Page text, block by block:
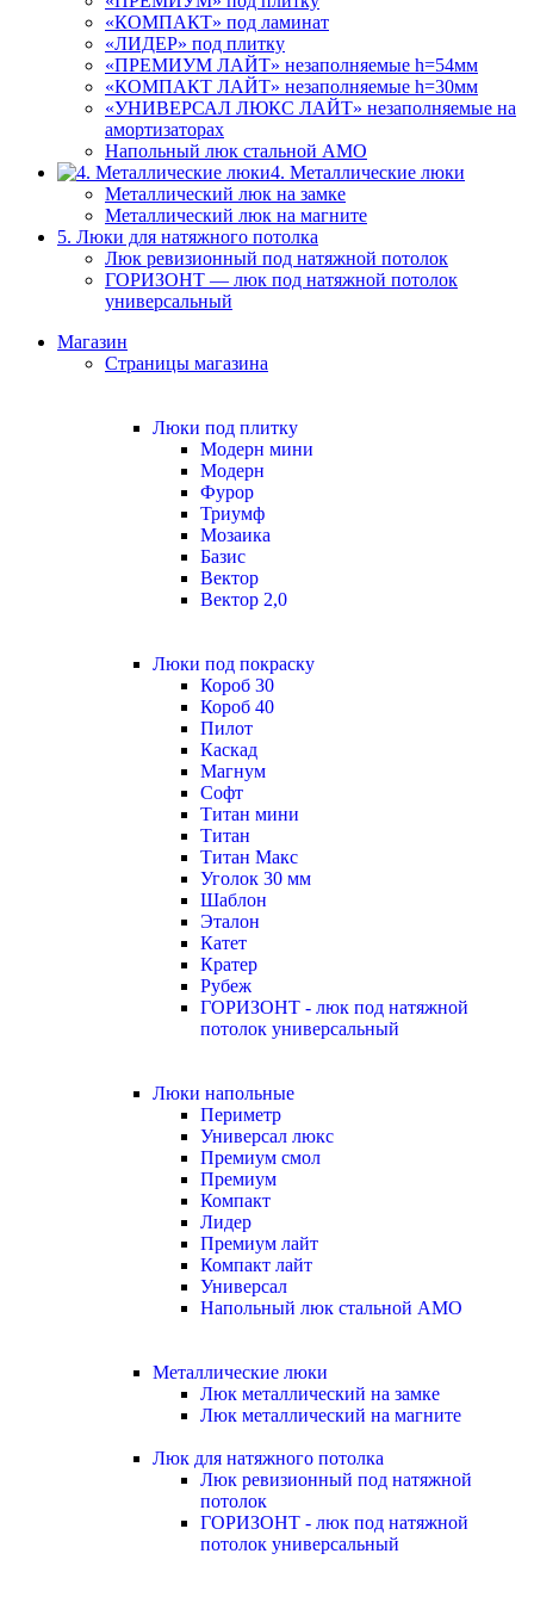
«КОМПАКТ» под ламинат
«ЛИДЕР» под плитку
«ПРЕМИУМ ЛАЙТ» незаполняемые h=54мм
«КОМПАКТ ЛАЙТ» незаполняемые h=30мм
«УНИВЕРСАЛ ЛЮКС ЛАЙТ» незаполняемые на
амортизаторах
Напольный люк стальной АМО
4. Металлические люки
Металлический люк на замке
Металлический люк на магните
5. Люки для натяжного потолка
Люк ревизионный под натяжной потолок
ГОРИЗОНТ — люк под натяжной потолок
универсальный
Магазин
Страницы магазина
Люки под плитку
Модерн мини
Модерн
Фурор
Триумф
Мозаика
Базис
Вектор
Вектор 2,0
Люки под покраску
Короб 30
Короб 40
Пилот
Каскад
Магнум
Софт
Титан мини
Титан
Титан Макс
Уголок 30 мм
Шаблон
Эталон
Катет
Кратер
Рубеж
ГОРИЗОНТ - люк под натяжной
потолок универсальный
Люки напольные
Периметр
Универсал люкс
Премиум смол
Премиум
Компакт
Лидер
Премиум лайт
Компакт лайт
Универсал
Напольный люк стальной АМО
Металлические люки
Люк металлический на замке
Люк металлический на магните
Люк для натяжного потолка
Люк ревизионный под натяжной
потолок
ГОРИЗОНТ - люк под натяжной
потолок универсальный